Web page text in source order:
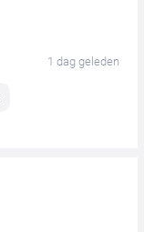
1 dag geleden